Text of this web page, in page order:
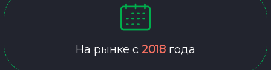
На рынке с 2018 года